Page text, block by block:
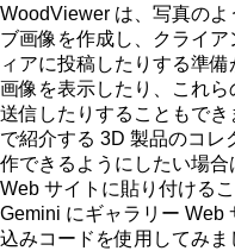
WoodViewer は、写真の
ブ画像を作成し、クライ
ィアに投稿したりする準
画像を表示したり、これ
送信したりすることもで
で紹介する 3D 製品のコレ
作できるようにしたい場
Web サイトに貼り付ける
Gemini にギャラリー Web
込みコードを使用してみ